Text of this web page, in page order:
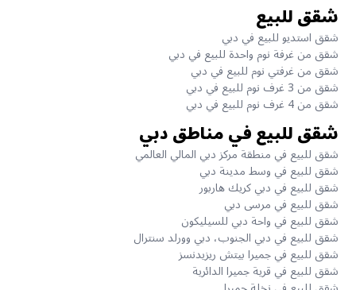
شقق للبيع
شقق استديو للبيع في دبي
شقق من غرفة نوم واحدة للبيع في دبي
شقق من غرفتي نوم للبيع في دبي
شقق من 3 غرف نوم للبيع في دبي
شقق من 4 غرف نوم للبيع في دبي
شقق للبيع في مناطق دبي
شقق للبيع في منطقة مركز دبي المالي العالمي
شقق للبيع في وسط مدينة دبي
شقق للبيع في دبي كريك هاربور
شقق للبيع في مرسى دبي
شقق للبيع في واحة دبي للسيليكون
شقق للبيع في دبي الجنوب، دبي وورلد سنترال
شقق للبيع في جميرا بيتش ريزيدنسز
شقق للبيع في قرية جميرا الدائرية